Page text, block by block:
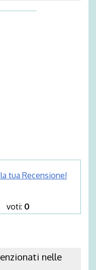
tua Recensione!
voti: 0
nelle